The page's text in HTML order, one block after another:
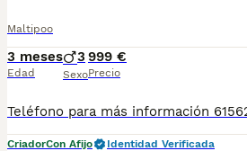
Maltipoo
3 meses
Edad
3
Sexo
999 €
Precio
CriadorCon Afijo
Identidad Verificada